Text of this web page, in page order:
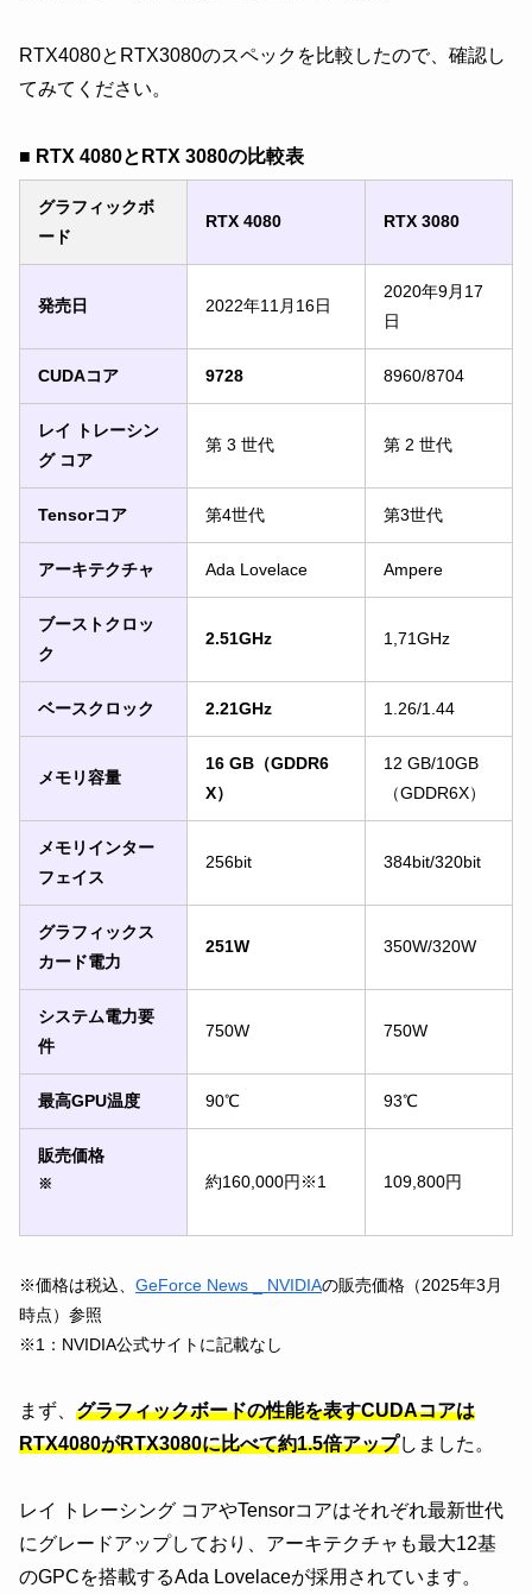
RTX4080とRTX3080のスペックを比較したので、確認し
てみてください。
■ RTX 4080とRTX 3080の比較表
グラフィックボ
ード
RTX 4080 RTX 3080
発売日 2022年11月16日
2020年9月17
日
CUDAコア 9728 8960/8704
レイ トレーシン
グ コア
第 3 世代 第 2 世代
Tensorコア 第4世代 第3世代
アーキテクチャ Ada Lovelace Ampere
ブーストクロッ
ク
2.51GHz 1,71GHz
ベースクロック 2.21GHz 1.26/1.44
メモリ容量
16 GB（GDDR6
X）
12 GB/10GB
（GDDR6X）
メモリインター
フェイス
256bit 384bit/320bit
グラフィックス
カード電力
251W 350W/320W
システム電力要
件
750W 750W
最高GPU温度 90℃ 93℃
販売価格
※ 約160,000円※1 109,800円
※価格は税込、 GeForce News _ NVIDIAの販売価格（2025年3月
時点）参照
※1：NVIDIA公式サイトに記載なし
まず、 グラフィックボードの性能を表すCUDAコアは
RTX4080がRTX3080に比べて約1.5倍アップしました。
レイ トレーシング コアやTensorコアはそれぞれ最新世代
にグレードアップしており、アーキテクチャも最大12基
のGPCを搭載するAda Lovelaceが採用されています。